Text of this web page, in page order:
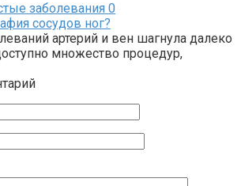
заболевания 0
сосудов ног?
артерий и вен шагнула далеко
множество процедур,